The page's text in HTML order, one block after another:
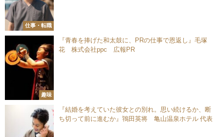
仕事・転職
趣味
『青春を捧げた和太鼓に、PRの仕事で恩返し』毛塚
花 株式会社ppc 広報PR
『結婚を考えていた彼女との別れ。思い続けるか、断
ち切って前に進むか』鴇田英将 亀山温泉ホテル 代表